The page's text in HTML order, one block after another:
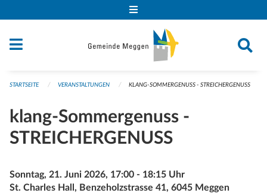
STARTSEITE VERANSTALTUNGEN KLANG-SOMMERGENUSS - STREICHERGENUSS
klang-Sommergenuss -
STREICHERGENUSS
Sonntag, 21. Juni 2026, 17:00 - 18:15 Uhr
St. Charles Hall, Benzeholzstrasse 41, 6045 Meggen